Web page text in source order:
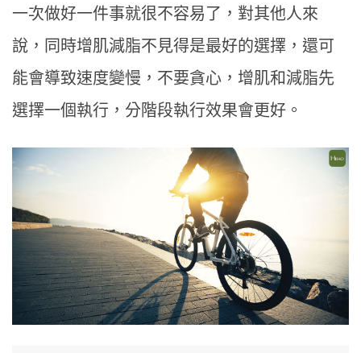
一次做好一件事就很不容易了，對其他人來
說，同時增肌減脂不見得是最好的選擇，還可
能會導致速度變慢，不要貪心，增肌和減脂先
選擇一個執行，分階段執行效果會更好。